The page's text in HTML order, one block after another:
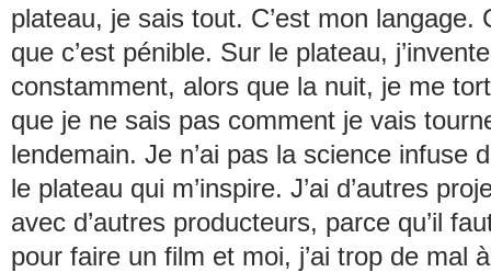
plateau, je sais tout. C’est mon langage.
que c’est pénible. Sur le plateau, j’invente
constamment, alors que la nuit, je me
que je ne sais pas comment je vais
lendemain. Je n’ai pas la science infuse
le plateau qui m’inspire. J’ai d’autres
avec d’autres producteurs, parce qu’il
pour faire un film et moi, j’ai trop de mal